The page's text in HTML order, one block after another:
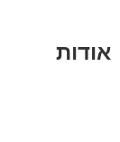
אודות